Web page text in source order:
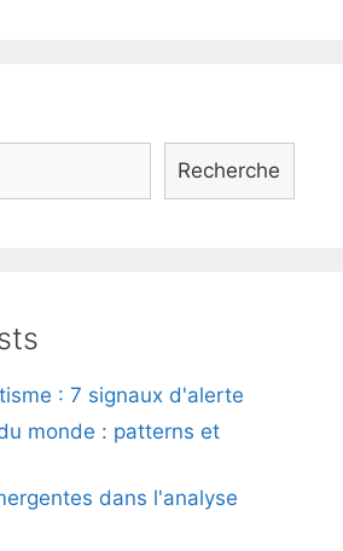
Recherche
: 7 signaux d'alerte
monde : patterns et
dans l'analyse